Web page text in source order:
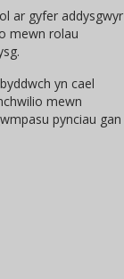
ar gyfer addysgwyr
mewn rolau
yn cael
mewn
pynciau gan